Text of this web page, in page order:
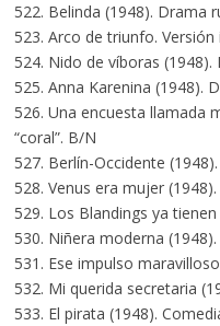
522. Belinda (1948). Drama
523. Arco de triunfo.
524. Nido de víboras (1948).
525. Anna Karenina (1948).
526. Una encuesta llamada
“coral”. B/N
527. Berlín-Occidente
528. Venus era mujer
529. Los Blandings ya
530. Niñera moderna
531. Ese impulso
532. Mi querida secretaria
533. El pirata (1948).